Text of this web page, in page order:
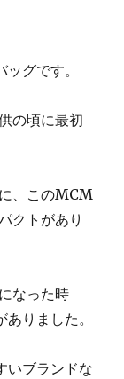
グです。
の頃に最初
、このMCM
クトがあり
なった時
りました。
いブランドな